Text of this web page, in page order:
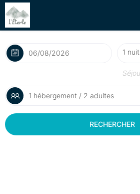
1 hébergement / 2 adultes